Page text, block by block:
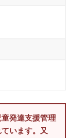
発達支援管理
います。又